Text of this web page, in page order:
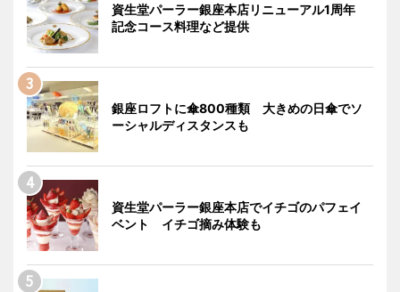
資生堂パーラー銀座本店リニューアル1周年
記念コース料理など提供
銀座ロフトに傘800種類 大きめの日傘でソ
ーシャルディスタンスも
資生堂パーラー銀座本店でイチゴのパフェイ
ベント イチゴ摘み体験も